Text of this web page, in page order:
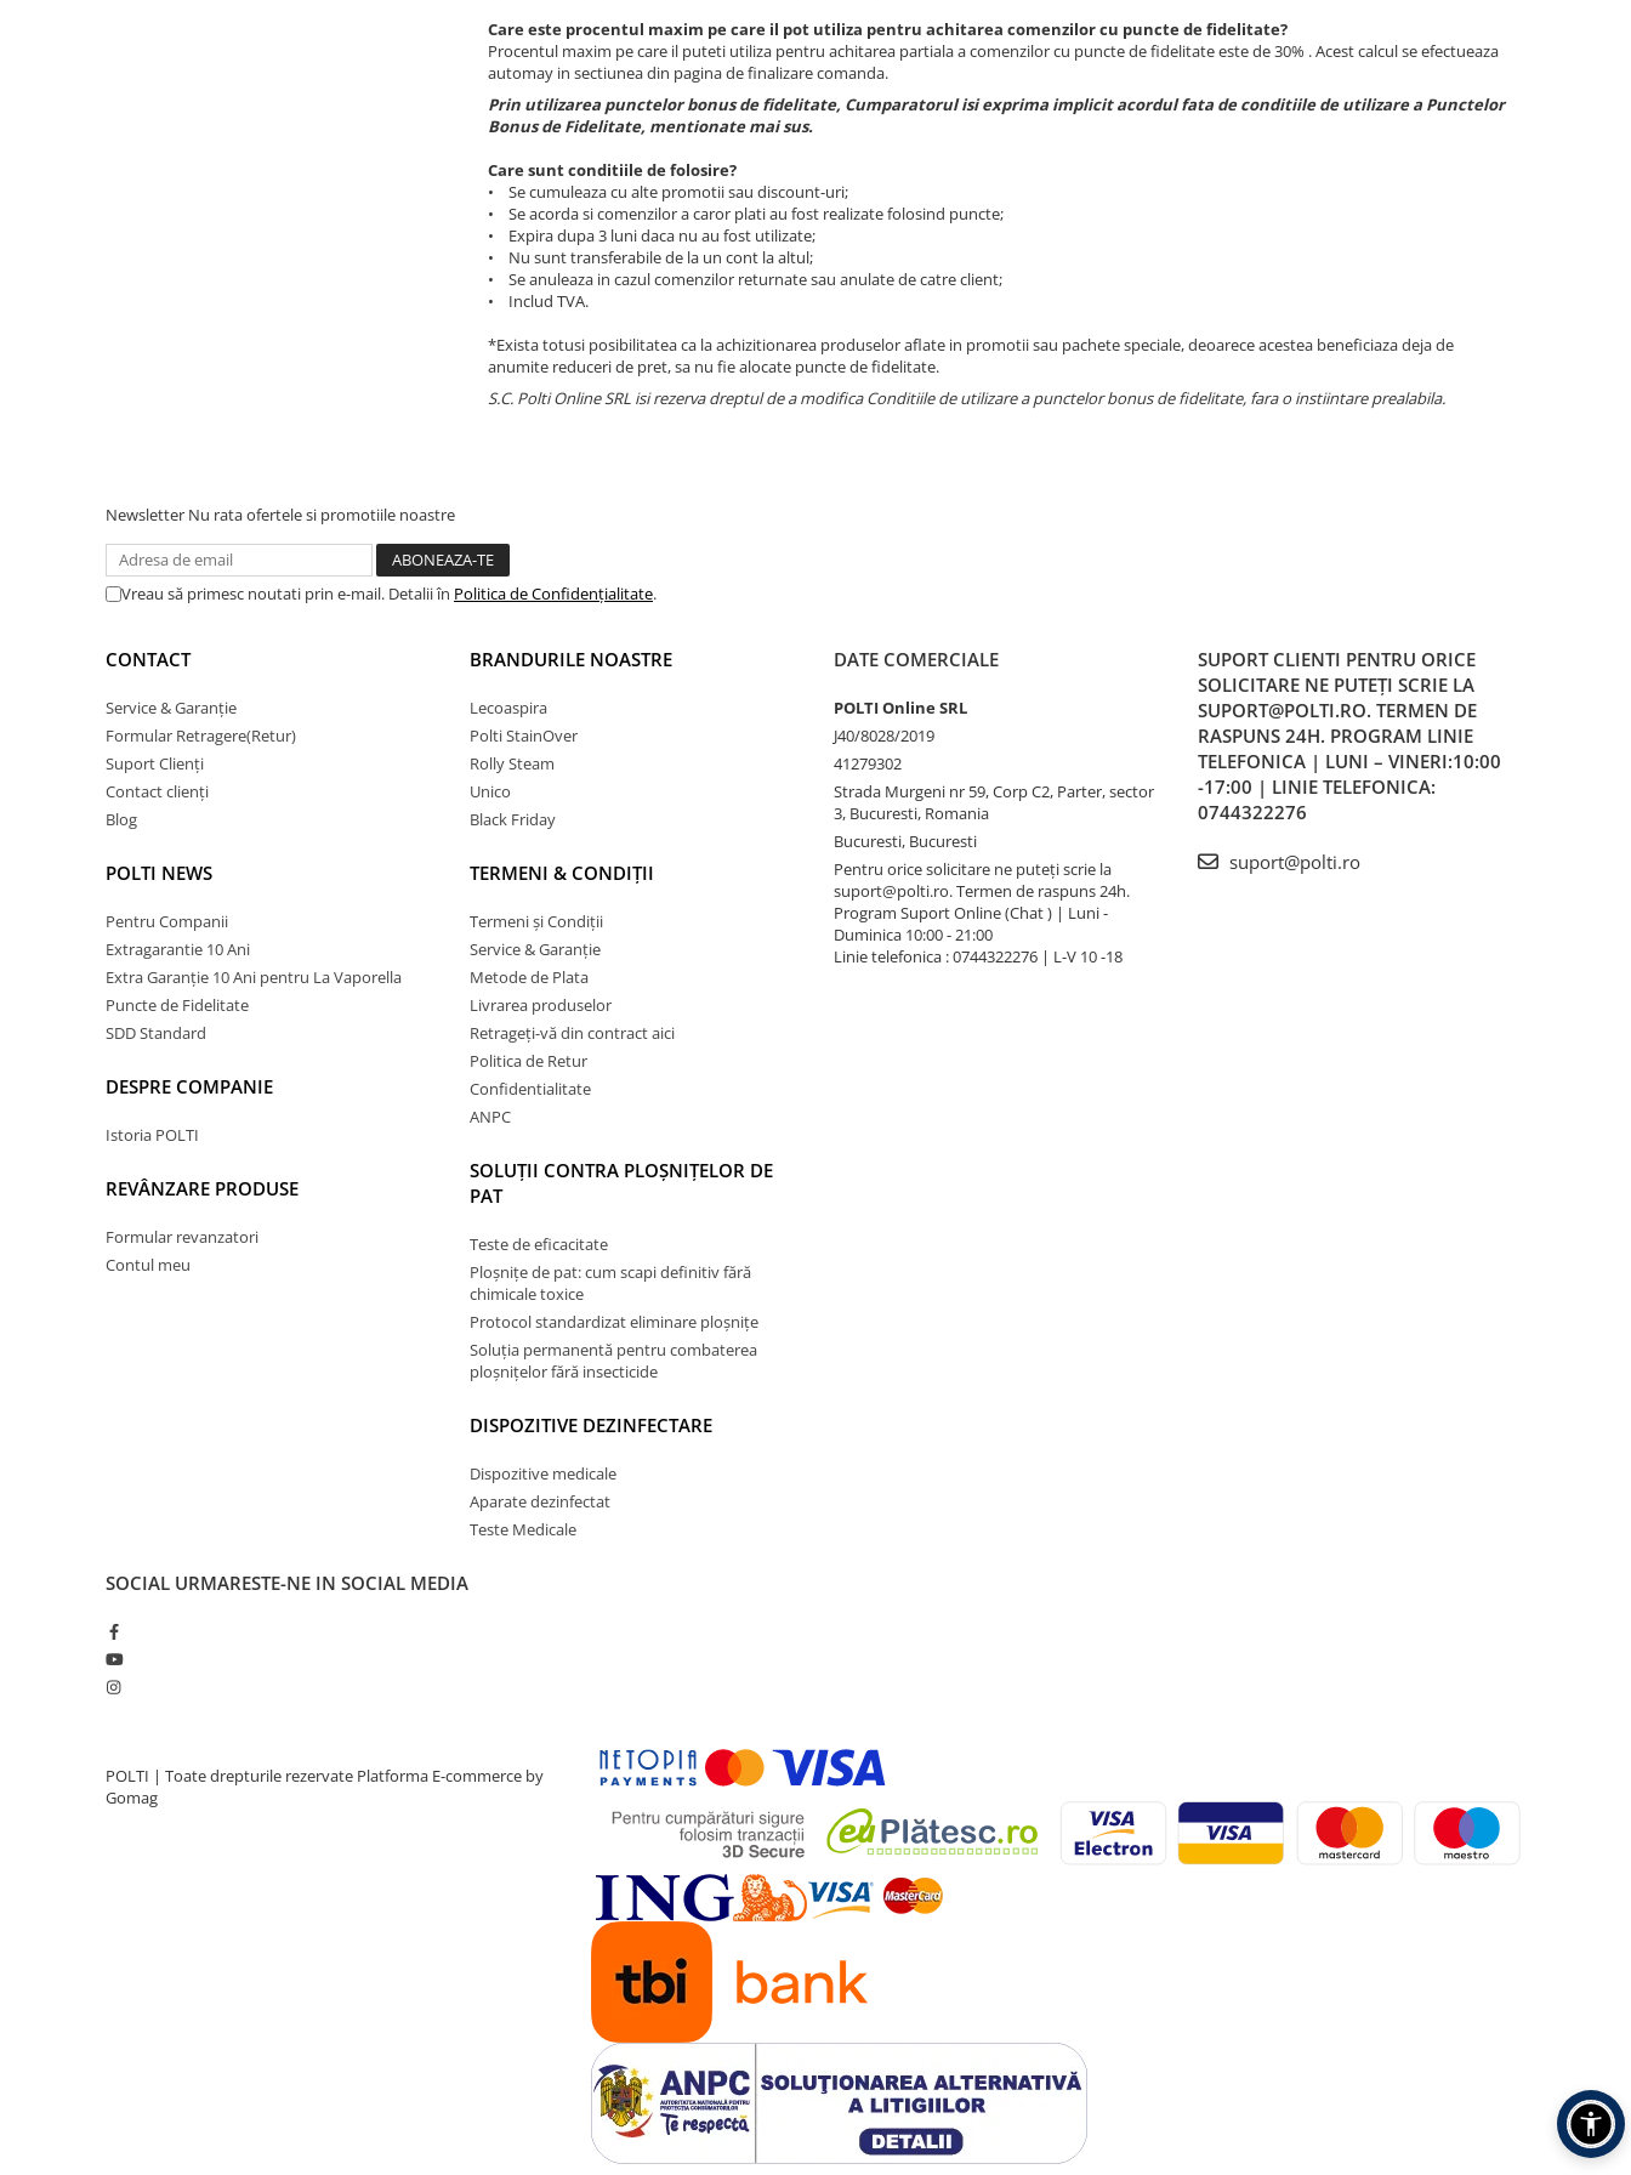
Care este procentul maxim pe care il pot utiliza pentru achitarea comenzilor cu puncte de fidelitate?
Procentul maxim pe care il puteti utiliza pentru achitarea partiala a comenzilor cu puncte de fidelitate este de 30% . Acest calcul se efectueaza
automay in sectiunea din pagina de finalizare comanda.
Prin utilizarea punctelor bonus de fidelitate, Cumparatorul isi exprima implicit acordul fata de conditiile de utilizare a Punctelor
Bonus de Fidelitate, mentionate mai sus.
Care sunt conditiile de folosire?
• Se cumuleaza cu alte promotii sau discount-uri;
• Se acorda si comenzilor a caror plati au fost realizate folosind puncte;
• Expira dupa 3 luni daca nu au fost utilizate;
• Nu sunt transferabile de la un cont la altul;
• Se anuleaza in cazul comenzilor returnate sau anulate de catre client;
• Includ TVA.
*Exista totusi posibilitatea ca la achizitionarea produselor aflate in promotii sau pachete speciale, deoarece acestea beneficiaza deja de
anumite reduceri de pret, sa nu fie alocate puncte de fidelitate.
S.C. Polti Online SRL isi rezerva dreptul de a modifica Conditiile de utilizare a punctelor bonus de fidelitate, fara o instiintare prealabila.
Newsletter Nu rata ofertele si promotiile noastre
Vreau să primesc noutati prin e-mail. Detalii în Politica de Confidențialitate.
CONTACT
Service & Garanție
Formular Retragere(Retur)
Suport Clienți
Contact clienți
Blog
POLTI NEWS
Pentru Companii
Extragarantie 10 Ani
Extra Garanție 10 Ani pentru La Vaporella
Puncte de Fidelitate
SDD Standard
DESPRE COMPANIE
Istoria POLTI
REVÂNZARE PRODUSE
Formular revanzatori
Contul meu
BRANDURILE NOASTRE
Lecoaspira
Polti StainOver
Rolly Steam
Unico
Black Friday
TERMENI & CONDIȚII
Termeni și Condiții
Service & Garanție
Metode de Plata
Livrarea produselor
Retrageți-vă din contract aici
Politica de Retur
Confidentialitate
ANPC
SOLUȚII CONTRA PLOȘNIȚELOR DE
PAT
Teste de eficacitate
Ploșnițe de pat: cum scapi definitiv fără
chimicale toxice
Protocol standardizat eliminare ploșnițe
Soluția permanentă pentru combaterea
ploșnițelor fără insecticide
DISPOZITIVE DEZINFECTARE
Dispozitive medicale
Aparate dezinfectat
Teste Medicale
DATE COMERCIALE
POLTI Online SRL
J40/8028/2019
41279302
Strada Murgeni nr 59, Corp C2, Parter, sector
3, Bucuresti, Romania
Bucuresti, Bucuresti
Pentru orice solicitare ne puteți scrie la
suport@polti.ro. Termen de raspuns 24h.
Program Suport Online (Chat ) | Luni -
Duminica 10:00 - 21:00
Linie telefonica : 0744322276 | L-V 10 -18
SUPORT CLIENTI PENTRU ORICE
SOLICITARE NE PUTEȚI SCRIE LA
SUPORT@POLTI.RO. TERMEN DE
RASPUNS 24H. PROGRAM LINIE
TELEFONICA | LUNI – VINERI:10:00
-17:00 | LINIE TELEFONICA:
0744322276
suport@polti.ro
SOCIAL URMARESTE-NE IN SOCIAL MEDIA
POLTI | Toate drepturile rezervate Platforma E-commerce by
Gomag